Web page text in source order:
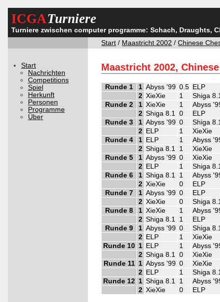
ICGATurniere
Turniere zwischen computer programme: Schach, Draughts,
Start / Maastricht 2002 /Chinese
Start
Nachrichten
Competitions
Spiel
Herkunft
Personen
Programme
Über
Maastricht 2002,
Runde 1 1 Abyss '99 0.5 ELP
2 XieXie 1
Shiga
Runde 2
1 XieXie 1
Abyss
2 Shiga 8.1 0
ELP
Runde 3
1 Abyss '99 0
Shiga
2 ELP 1
XieXie
Runde 4
1 ELP 1
Abyss
2 Shiga 8.1 1
XieXie
Runde 5
1 Abyss '99 0
XieXie
2 ELP 1
Shiga
Runde 6
1 Shiga 8.1 1
Abyss
2 XieXie 0
ELP
Runde 7
1 Abyss '99 0
ELP
2 XieXie 0
Shiga
Runde 8
1 XieXie 1
Abyss
2 Shiga 8.1 1
ELP
Runde 9
1 Abyss '99 0
Shiga
2 ELP 1
XieXie
Runde 10 1 ELP 1
Abyss
2 Shiga 8.1 0
XieXie
Runde 11 1 Abyss '99 0
XieXie
2 ELP 1
Shiga
Runde 12 1 Shiga 8.1 1
Abyss
2 XieXie 0 ELP